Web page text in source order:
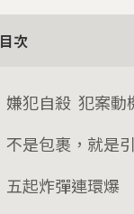
目次
嫌犯自殺 犯案動
不是包裹，就是
五起炸彈連環爆